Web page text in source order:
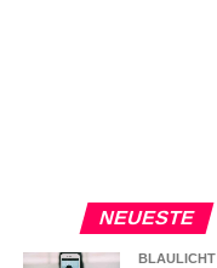
NEUESTE
BLAULICHT